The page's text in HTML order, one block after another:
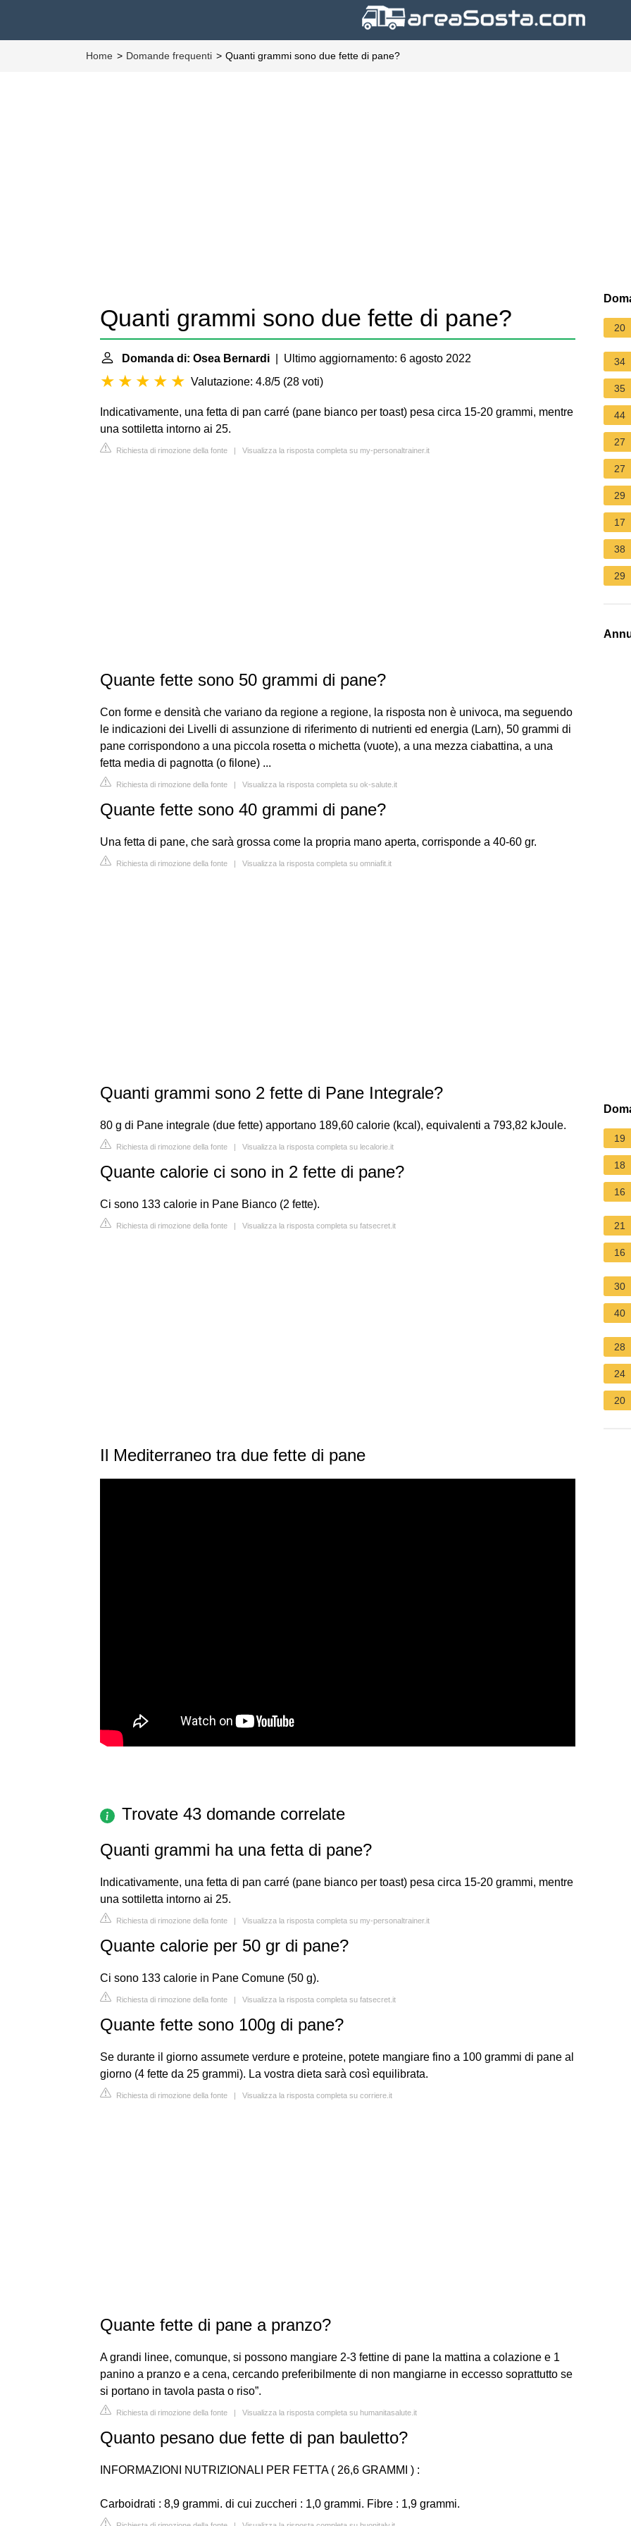
Home Domande frequenti Quanti grammi sono due fette di pane?
Quanti grammi sono due fette di pane?
Domanda di: Osea Bernardi | Ultimo aggiornamento: 6 agosto 2022
Valutazione: 4.8/5 (28 voti)
Indicativamente, una fetta di pan carré (pane bianco per toast) pesa circa 15-20 grammi, mentre
una sottiletta intorno ai 25.
Richiesta di rimozione della fonte | Visualizza la risposta completa su my-personaltrainer.it
Quante fette sono 50 grammi di pane?
Con forme e densità che variano da regione a regione, la risposta non è univoca, ma seguendo
le indicazioni dei Livelli di assunzione di riferimento di nutrienti ed energia (Larn), 50 grammi di
pane corrispondono a una piccola rosetta o michetta (vuote), a una mezza ciabattina, a una
fetta media di pagnotta (o filone) ...
Richiesta di rimozione della fonte | Visualizza la risposta completa su ok-salute.it
Quante fette sono 40 grammi di pane?
Una fetta di pane, che sarà grossa come la propria mano aperta, corrisponde a 40-60 gr.
Richiesta di rimozione della fonte | Visualizza la risposta completa su omniafit.it
Quanti grammi sono 2 fette di Pane Integrale?
80 g di Pane integrale (due fette) apportano 189,60 calorie (kcal), equivalenti a 793,82 kJoule.
Richiesta di rimozione della fonte | Visualizza la risposta completa su lecalorie.it
Quante calorie ci sono in 2 fette di pane?
Ci sono 133 calorie in Pane Bianco (2 fette).
Richiesta di rimozione della fonte | Visualizza la risposta completa su fatsecret.it
Il Mediterraneo tra due fette di pane
Trovate 43 domande correlate
Quanti grammi ha una fetta di pane?
Indicativamente, una fetta di pan carré (pane bianco per toast) pesa circa 15-20 grammi, mentre
una sottiletta intorno ai 25.
Richiesta di rimozione della fonte | Visualizza la risposta completa su my-personaltrainer.it
Quante calorie per 50 gr di pane?
Ci sono 133 calorie in Pane Comune (50 g).
Richiesta di rimozione della fonte | Visualizza la risposta completa su fatsecret.it
Quante fette sono 100g di pane?
Se durante il giorno assumete verdure e proteine, potete mangiare fino a 100 grammi di pane al
giorno (4 fette da 25 grammi). La vostra dieta sarà così equilibrata.
Richiesta di rimozione della fonte | Visualizza la risposta completa su corriere.it
Quante fette di pane a pranzo?
A grandi linee, comunque, si possono mangiare 2-3 fettine di pane la mattina a colazione e 1
panino a pranzo e a cena, cercando preferibilmente di non mangiarne in eccesso soprattutto se
si portano in tavola pasta o riso”.
Richiesta di rimozione della fonte | Visualizza la risposta completa su humanitasalute.it
Quanto pesano due fette di pan bauletto?
INFORMAZIONI NUTRIZIONALI PER FETTA ( 26,6 GRAMMI ) :
Carboidrati : 8,9 grammi. di cui zuccheri : 1,0 grammi. Fibre : 1,9 grammi.
20
34
35
44
27
27
29
17
38
29
19
18
16
21
16
30
40
28
24
20